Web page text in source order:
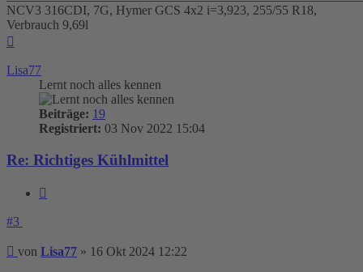
NCV3 316CDI, 7G, Hymer GCS 4x2 i=3,923, 255/55 R18,
Verbrauch 9,69l
Lisa77
Lernt noch alles kennen
Beiträge: 19
Registriert: 03 Nov 2022 15:04
Re: Richtiges Kühlmittel
#3
Beitrag
von Lisa77 » 16 Okt 2024 12:22